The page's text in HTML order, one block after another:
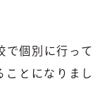
で個別に行って
ことになりまし